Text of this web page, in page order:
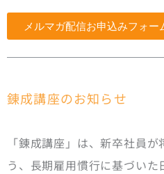
メルマガ配信お申込みフォー
錬成講座のお知らせ
「錬成講座」は、新卒社員
う、長期雇用慣行に基づい